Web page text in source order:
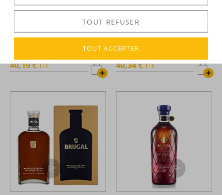
Extra viejo - 1L - 40°
+
40,19 €TTC
Extra viejo - Reserva - 1L - 38°
+
40,34 €TTC
TOUT REFUSER
TOUT ACCEPTER